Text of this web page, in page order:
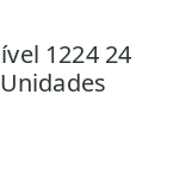
1224 24